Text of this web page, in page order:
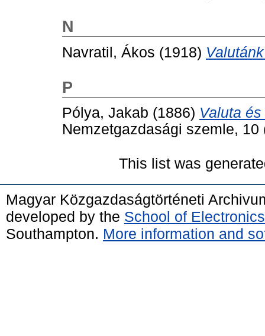
N
Navratil, Ákos (1918)
P
Pólya, Jakab (1886) Valuta
Nemzetgazdasági szemle, 10
This list was
Magyar Közgazdaságtörténeti
developed by the School of
Southampton. More information and